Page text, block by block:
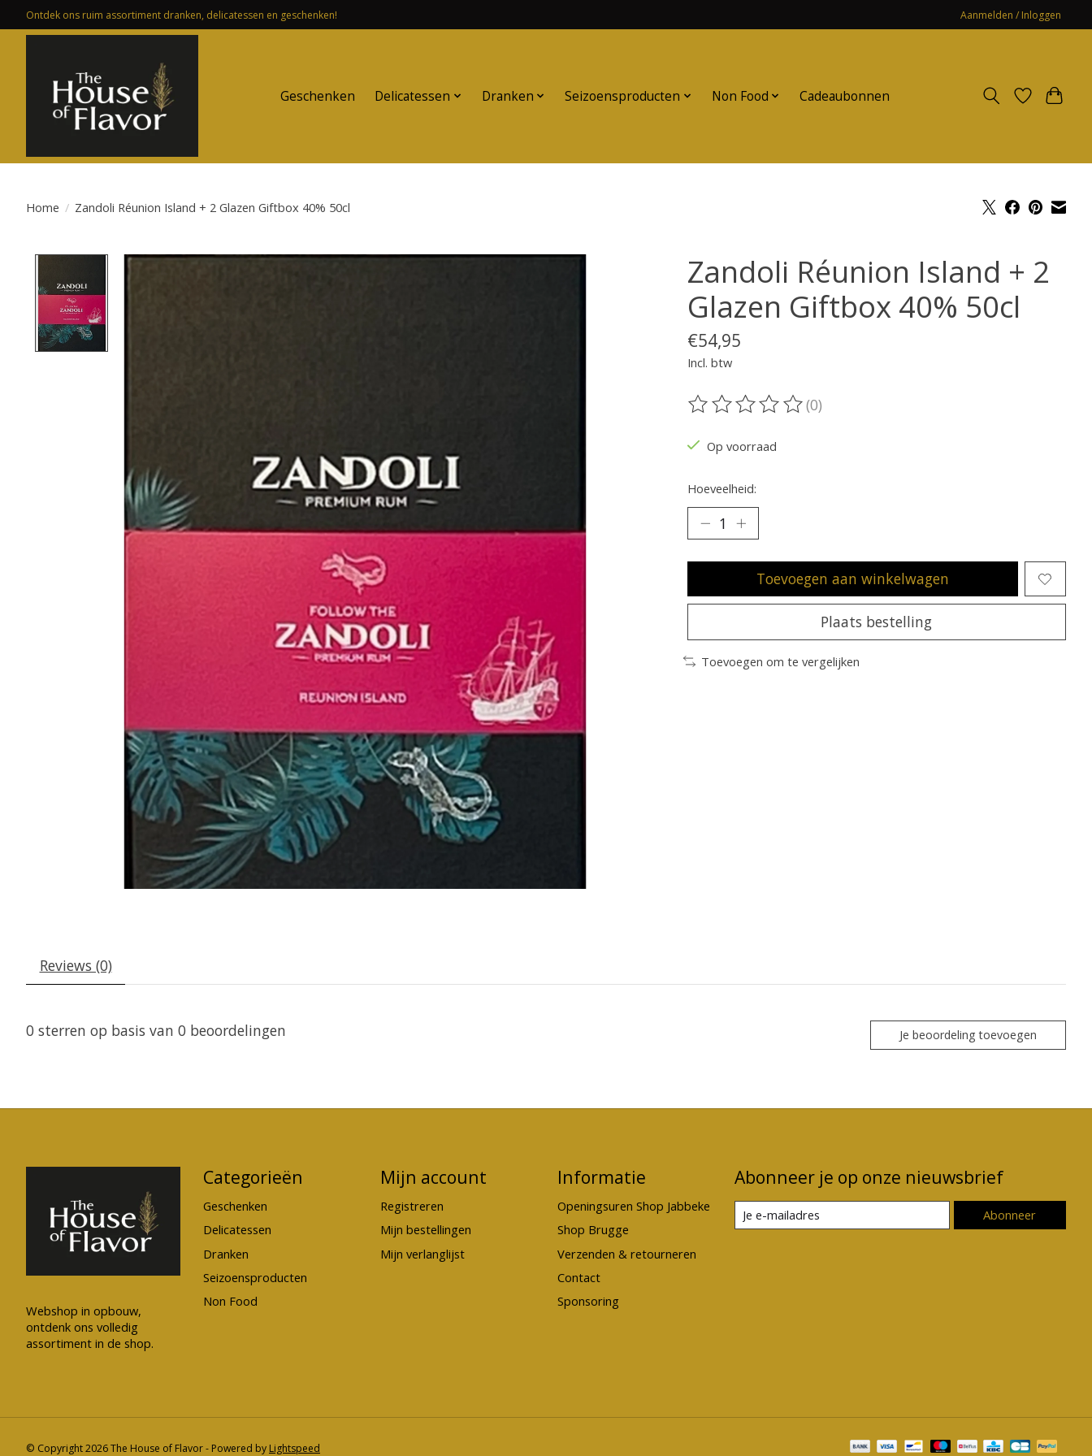
Ontdek ons ruim assortiment dranken, delicatessen en geschenken! Aanmelden / Inloggen
Geschenken Delicatessen Dranken Seizoensproducten Non Food Cadeaubonnen
Home / Zandoli Réunion Island + 2 Glazen Giftbox 40% 50cl
Product image slideshow Items
Zandoli Réunion Island + 2
Glazen Giftbox 40% 50cl
€54,95
Incl. btw
De beoordeling van dit product is
(0)
Op voorraad
Hoeveelheid:
Toevoegen aan winkelwagen
Plaats bestelling
Toevoegen om te vergelijken
Reviews (0)
0 sterren op basis van 0 beoordelingen Je beoordeling toevoegen
Webshop in opbouw,
ontdenk ons volledig
assortiment in de shop.
Categorieën
Geschenken
Delicatessen
Dranken
Seizoensproducten
Non Food
Mijn account
Registreren
Mijn bestellingen
Mijn verlanglijst
Informatie
Openingsuren Shop Jabbeke
Shop Brugge
Verzenden & retourneren
Contact
Sponsoring
Abonneer je op onze nieuwsbrief
Abonneer
© Copyright 2026 The House of Flavor - Powered by Lightspeed